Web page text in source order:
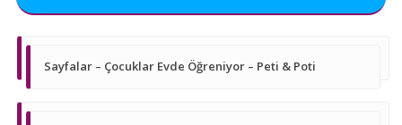
Sayfalar – Çocuklar Evde Öğreniyor – Peti & Poti